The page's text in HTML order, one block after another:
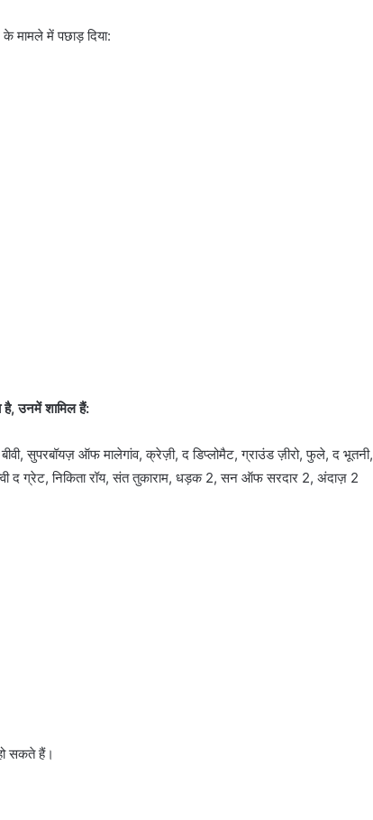
मामले में पछाड़ दिया:
है, उनमें शामिल हैं:
सुपरबॉयज़ ऑफ मालेगांव, क्रेज़ी, द डिप्लोमैट, ग्राउंड ज़ीरो, फुले, द भूतनी,
द ग्रेट, निकिता रॉय, संत तुकाराम, धड़क 2, सन ऑफ सरदार 2, अंदाज़ 2
सकते हैं।